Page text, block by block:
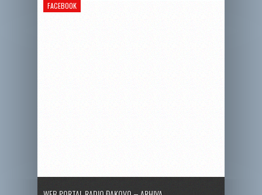
FACEBOOK